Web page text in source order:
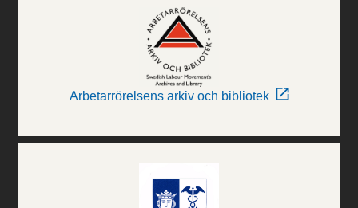
Arbetarrörelsens arkiv och bibliotek